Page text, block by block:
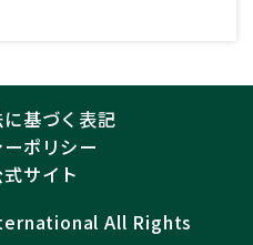
基づく表記
ポリシー
サイト
All Rights